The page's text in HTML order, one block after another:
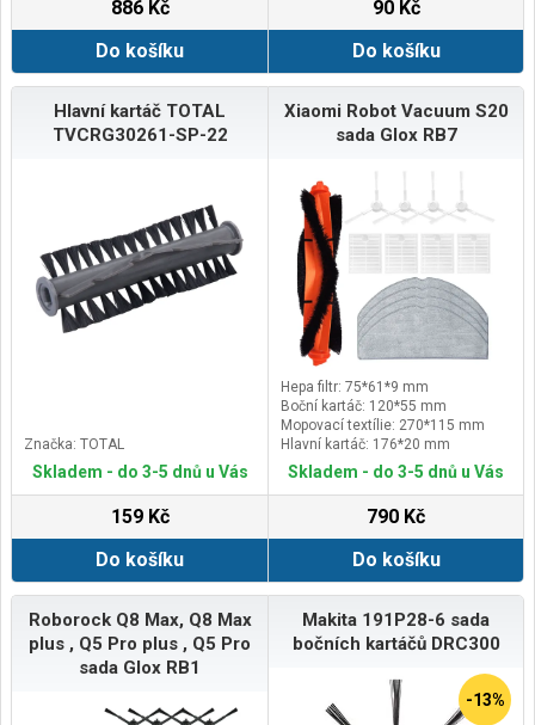
886 Kč
Do košíku
90 Kč
Do košíku
Hlavní kartáč TOTAL
TVCRG30261-SP-22
Značka: TOTAL
Skladem - do 3-5 dnů u Vás
159 Kč
Do košíku
Xiaomi Robot Vacuum S20
sada Glox RB7
Hepa filtr: 75*61*9 mm
Boční kartáč: 120*55 mm
Mopovací textílie: 270*115 mm
Hlavní kartáč: 176*20 mm
Skladem - do 3-5 dnů u Vás
790 Kč
Do košíku
Roborock Q8 Max, Q8 Max
plus , Q5 Pro plus , Q5 Pro
sada Glox RB1
Makita 191P28-6 sada
bočních kartáčů DRC300
-13%